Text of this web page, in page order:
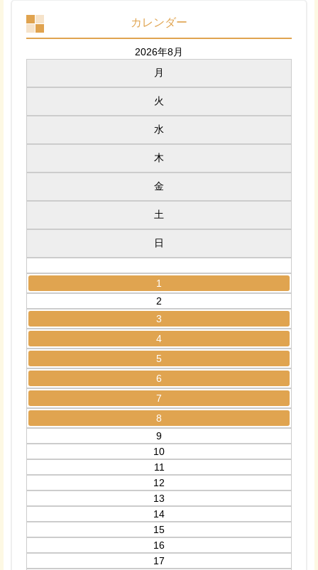
カレンダー
2026年8月
月
火
水
木
金
土
日
1
2
3
4
5
6
7
8
9
10
11
12
13
14
15
16
17